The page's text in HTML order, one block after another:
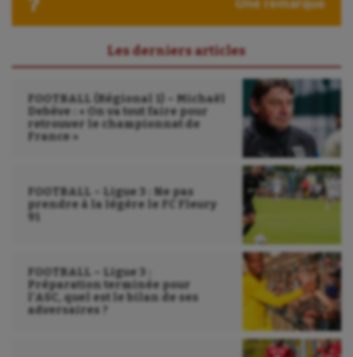
Les derniers articles
FOOTBALL (Régional 1) – Michaël
Debève : « On va tout faire pour
retrouver le championnat de
France »
FOOTBALL – Ligue 3 : Ne pas
prendre à la légère le FC Fleury
91
FOOTBALL – Ligue 3 :
Préparation terminée pour
l’ASC, quel est le bilan de ses
adversaires ?